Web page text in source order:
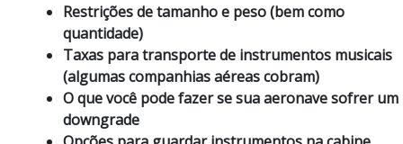
Restrições de tamanho e peso (bem como
quantidade)
Taxas para transporte de instrumentos musicais
(algumas companhias aéreas cobram)
O que você pode fazer se sua aeronave sofrer um
downgrade